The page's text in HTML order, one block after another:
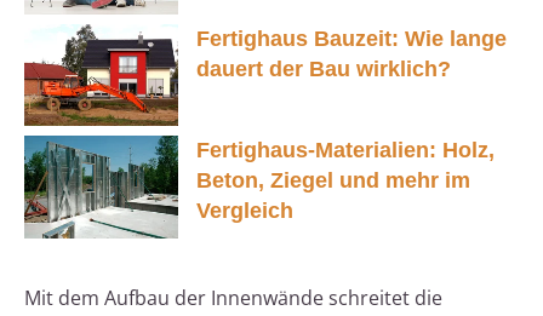
Fertighaus Bauzeit: Wie lange
dauert der Bau wirklich?
Fertighaus-Materialien: Holz,
Beton, Ziegel und mehr im
Vergleich
Mit dem Aufbau der Innenwände schreitet die